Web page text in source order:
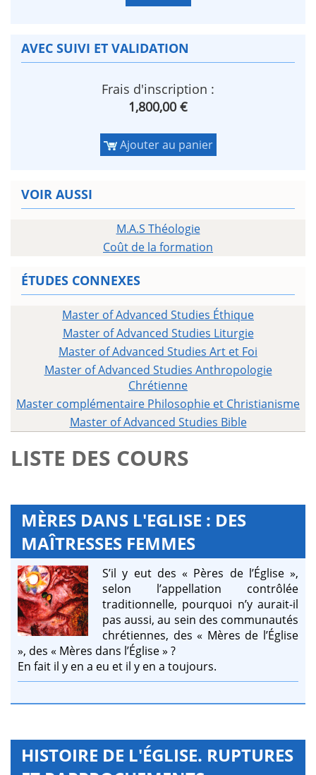
AVEC SUIVI ET VALIDATION
Frais d'inscription :
1,800,00 €
Ajouter au panier
VOIR AUSSI
M.A.S Théologie
Coût de la formation
ÉTUDES CONNEXES
Master of Advanced Studies Éthique
Master of Advanced Studies Liturgie
Master of Advanced Studies Art et Foi
Master of Advanced Studies Anthropologie
Chrétienne
Master complémentaire Philosophie et Christianisme
Master of Advanced Studies Bible
LISTE DES COURS
MÈRES DANS L'EGLISE : DES
MAÎTRESSES FEMMES
S’il y eut des « Pères de l’Église »,
selon l’appellation contrôlée
traditionnelle, pourquoi n’y aurait-il
pas aussi, au sein des communautés
chrétiennes, des « Mères de l’Église
», des « Mères dans l’Église » ?
En fait il y en a eu et il y en a toujours.
HISTOIRE DE L'ÉGLISE. RUPTURES